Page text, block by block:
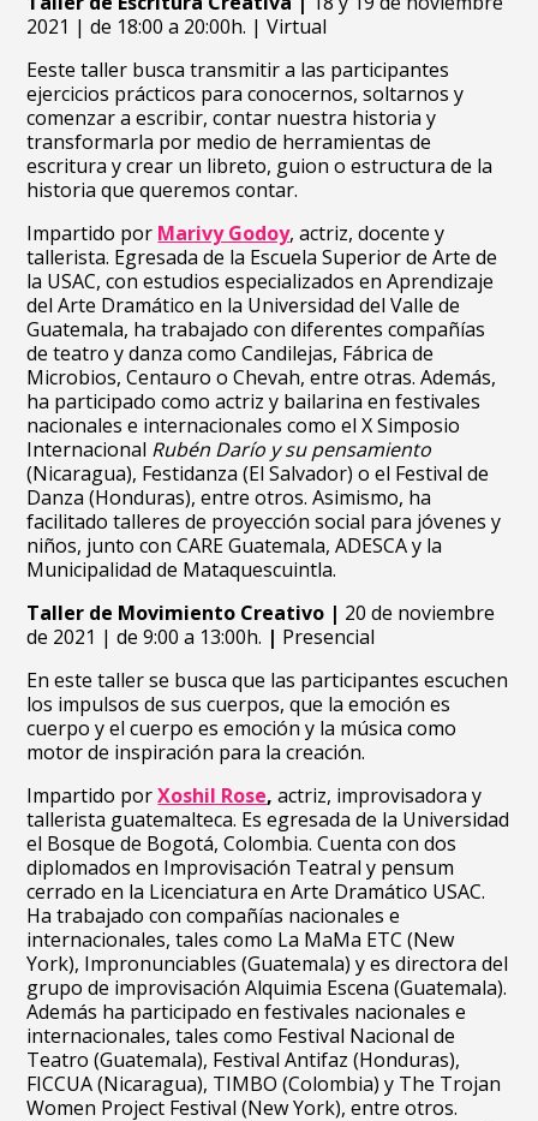
2021 | de 18:00 a 20:00h. | Virtual
Eeste taller busca transmitir a las participantes
ejercicios prácticos para conocernos, soltarnos y
comenzar a escribir, contar nuestra historia y
transformarla por medio de herramientas de
escritura y crear un libreto, guion o estructura de la
historia que queremos contar.
Impartido por Marivy Godoy, actriz, docente y
tallerista. Egresada de la Escuela Superior de Arte de
la USAC, con estudios especializados en Aprendizaje
del Arte Dramático en la Universidad del Valle de
Guatemala, ha trabajado con diferentes compañías
de teatro y danza como Candilejas, Fábrica de
Microbios, Centauro oChevah, entre otras. Además,
ha participado como actriz y bailarina en festivales
nacionales e internacionales como el X Simposio
Internacional Rubén Darío y su pensamiento
(Nicaragua), Festidanza (El Salvador) o el Festival de
Danza (Honduras), entre otros. Asimismo, ha
facilitado talleres de proyección social para jóvenes y
niños, junto con CARE Guatemala, ADESCA y la
Municipalidad de Mataquescuintla.
Taller de Movimiento Creativo | 20 de noviembre
de 2021 | de 9:00 a 13:00h. | Presencial
En este taller se busca que las participantes escuchen
los impulsos de sus cuerpos, que la emoción es
cuerpo y el cuerpo es emoción y la música como
motor de inspiración para la creación.
Impartido porXoshil Rose,actriz, improvisadora y
tallerista guatemalteca. Es egresada de la Universidad
el Bosque de Bogotá, Colombia. Cuenta con dos
diplomados en Improvisación Teatral y pensum
cerrado en la Licenciatura en Arte Dramático USAC.
Ha trabajado con compañías nacionales e
internacionales, tales como La MaMa ETC (New
York), Impronunciables (Guatemala) y es directora del
grupo de improvisación Alquimia Escena (Guatemala).
Además ha participado en festivales nacionales e
internacionales, tales como Festival Nacional de
Teatro (Guatemala), Festival Antifaz (Honduras),
FICCUA (Nicaragua), TIMBO (Colombia) y The Trojan
Women Project Festival (New York), entre otros.